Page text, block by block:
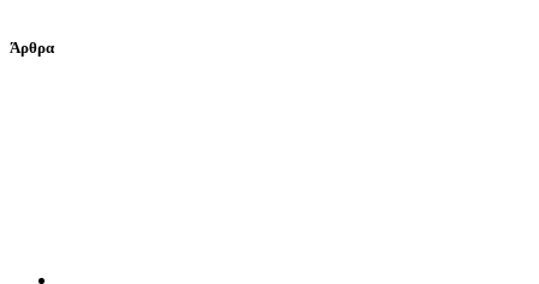
Άρθρα